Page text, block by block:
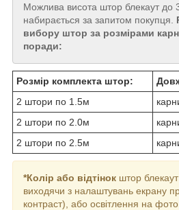
Можлива висота штор блекаут
набирається за запитом покупця.
вибору штор за розмірами
поради:
Розмір комплекта штор:
2 штори по 1.5м
2 штори по 2.0м
2 штори по 2.5м
*Колір або відтінок штор
виходячи з налаштувань екрану
контраст), або освітлення на фото.